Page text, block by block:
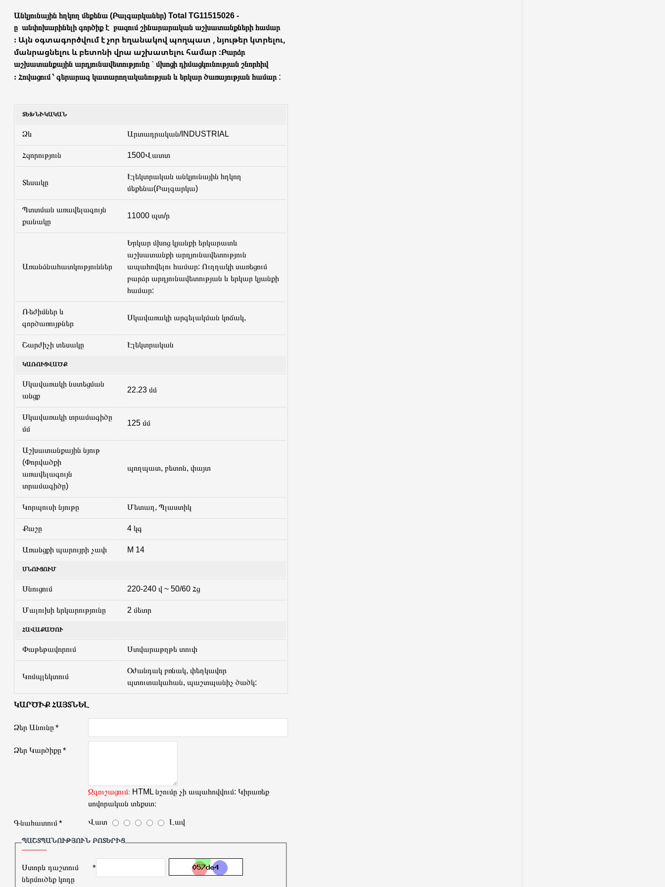
Անկյունային հղկող մեքենա (Բալգարկաներ) Total TG11515026 -
ը անփոխարինելի գործիք է բազումշինարարական աշխատանքների համար
: Այն օգտագործվում է չոր եղանակով պողպատ , նյութեր կտրելու,
մանրացնելու և բետոնի վրա աշխատելու համար :Բարձր
աշխատանքային արդյունավետությունը ` մխոցի դիմացկունության շնորհիվ
: Հովացում ՝ գերարագ կատարողականության և երկար ծառայության համար :
ՏԵԽՆԻԿԱԿԱՆ
Ձև Արտադրական/INDUSTRIAL
Հզորություն 1500Վատտ
Տեսակը
Էլեկտրական անկյունային հղկող
մեքենա(Բալգարկա)
Պտտման առավելագույն
քանակը
11000 պտ/ր
Առանձնահատկություններ
Երկար մխոց կյանքի երկարատև
աշխատանքի արդյունավետություն
ապահովելու համար: Ուղղակի սառեցում
բարձր արդյունավետության և երկար կյանքի
համար:
Ռեժիմներ և
գործառույթներ
Սկավառակի արգելակման կոճակ,
Շարժիչի տեսակը Էլեկտրական
ԿԱՌՈՒՑՎԱԾՔ
Սկավառակի նստեցման
անցք
22.23 մմ
Սկավառակի տրամագիծը
մմ
125 մմ
Աշխատանքային նյութ
(Փորվածքի
առավելագույն
տրամագիծը)
պողպատ, բետոն, փայտ
Կորպուսի նյութը Մետաղ, Պլաստիկ
Քաշը 4 կգ
Առանցքի պարույրի չափ M 14
ՍՆՈՒՑՈՒՄ
Սնուցում 220-240 վ ~ 50/60 Հց
Մալուխի երկարությունը 2 մետր
ՀԱՎԱՔԱԾՈՒ
Փաթեթավորում Ստվարաթղթե տուփ
Կոմպլեկտում
Օժանդակ բռնակ, փեղկավոր
պտուտակահան, պաշտպանիչ ծածկ:
ԿԱՐԾԻՔ ՀԱՅՏՆԵԼ
Ձեր Անունը
Ձեր Կարծիքը
Զգուշացում։ HTML նշումը չի ապահովվում: Կիրառեք
սովորական տեքստ։
Գնահատում Վատ Լավ
ՊԱՇՏՊԱՆՈՒԹՅՈՒՆ ԲՈՏԵՐԻՑ
Ստորև դաշտում
ներմուծեք կոդը